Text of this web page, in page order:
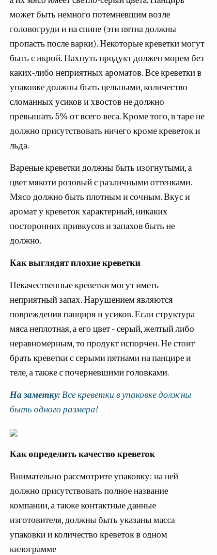
может быть немного потемневшим возле
головогруди и на спине (эти пятна должны
пропасть после варки). Некоторые креветки могут
быть с икрой. Пахнуть продукт должен морем без
каких-либо неприятных ароматов. Все креветки в
упаковке должны быть цельными, количество
сломанных усиков и хвостов не должно
превышать 5% от всего веса. Кроме того, в таре не
должно присутствовать ничего кроме креветок и
льда.
Вареные креветки должны быть изогнутыми, а
цвет мякоти розовый с различными оттенками.
Мясо должно быть плотным и сочным. Вкус и
аромат у креветок характерный, никаких
посторонних привкусов и запахов быть не
должно.
Как выглядят плохие креветки
Некачественные креветки могут иметь
неприятный запах. Нарушением являются
повреждения панциря и усиков. Если структура
мяса неплотная, а его цвет - серый, желтый либо
неравномерным, то продукт испорчен. Не стоит
брать креветки с серыми пятнами на панцире и
теле, а также с почерневшими головками.
На заметку:Все креветки в упаковке должны
быть одного размера!
Как определить качество креветок
Внимательно рассмотрите упаковку: на ней
должно присутствовать полное название
компании, а также контактные данные
изготовителя, должны быть указаны масса
упаковки и количество креветок в одном
килограмме